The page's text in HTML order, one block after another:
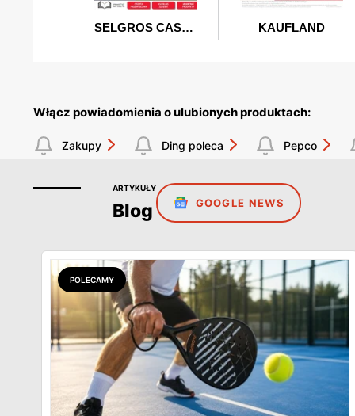
Włącz powiadomienia o ulubionych produktach:
Zakupy Ding poleca Pepco
ARTYKUŁY
Blog GOOGLE NEWS
POLECAMY